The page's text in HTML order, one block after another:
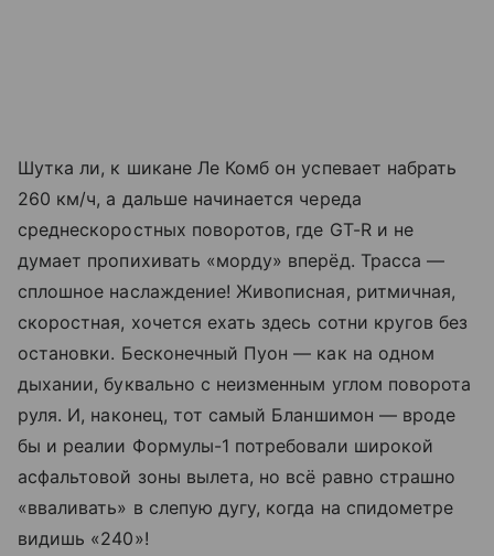
Шутка ли, к шикане Ле Комб он успевает набрать
260 км/ч, а дальше начинается череда
среднескоростных поворотов, где GT-R и не
думает пропихивать «морду» вперёд. Трасса —
сплошное наслаждение! Живописная, ритмичная,
скоростная, хочется ехать здесь сотни кругов без
остановки. Бесконечный Пуон — как на одном
дыхании, буквально с неизменным углом поворота
руля. И, наконец, тот самый Бланшимон — вроде
бы и реалии Формулы-1 потребовали широкой
асфальтовой зоны вылета, но всё равно страшно
«вваливать» в слепую дугу, когда на спидометре
видишь «240»!